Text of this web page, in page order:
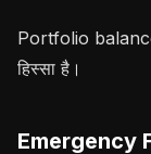
Portfolio
हिस्सा है।
Emergency